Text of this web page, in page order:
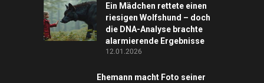
Ein Mädchen rettete einen
riesigen Wolfshund – doch
die DNA-Analyse brachte
alarmierende Ergebnisse
12.01.2026
Ehemann macht Foto seiner